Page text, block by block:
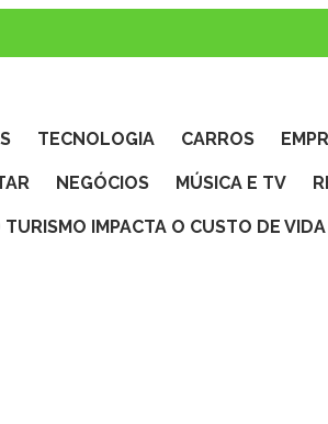
TECNOLOGIA CARROS
NEGÓCIOS MÚSICA E TV
TURISMO IMPACTA O CUSTO DE